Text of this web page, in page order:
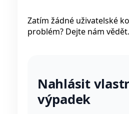
Zatím žádné uživatelské
problém? Dejte nám vědět.
Nahlásit
výpadek